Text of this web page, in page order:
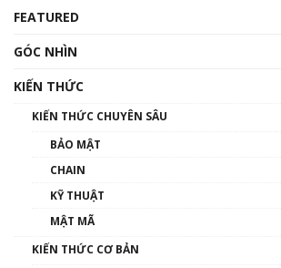
00:43:47
FEATURED
GÓC NHÌN
KIẾN THỨC
KIẾN THỨC CHUYÊN SÂU
BẢO MẬT
CHAIN
KỸ THUẬT
MẬT MÃ
KIẾN THỨC CƠ BẢN